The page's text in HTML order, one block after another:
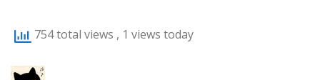
754 total views , 1 views today